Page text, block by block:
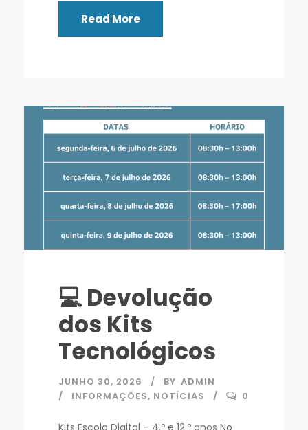
Read More
💻 Devolução
dos Kits
Tecnológicos
JUNHO 30, 2026 BY ADMIN
INFORMAÇÕES, NOTÍCIAS 0